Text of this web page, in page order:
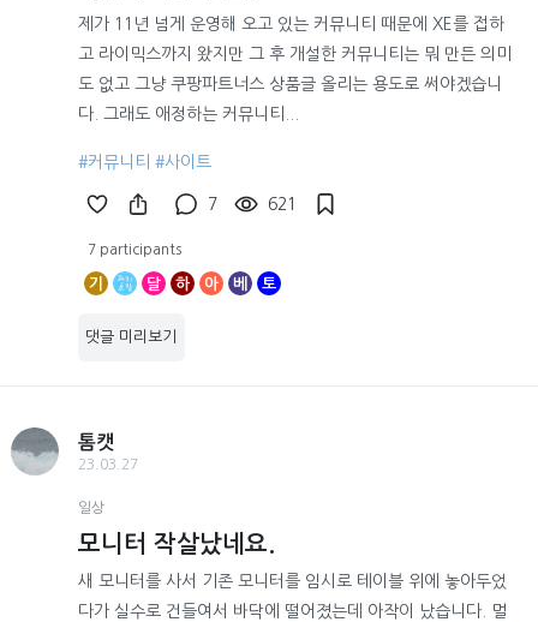
제가 11년 넘게 운영해 오고 있는 커뮤니티 때문에 XE를 접하
고 라이믹스까지 왔지만 그 후 개설한 커뮤니티는 뭐 만든 의미
도 없고 그냥 쿠팡파트너스 상품글 올리는 용도로 써야겠습니
다. 그래도 애정하는 커뮤니티...
#커뮤니티 #사이트
7 621
7 participants
기 달 하 아 베 토
댓글 미리보기
톰캣
23.03.27
일상
모니터 작살났네요.
새 모니터를 사서 기존 모니터를 임시로 테이블 위에 놓아두었
다가 실수로 건들여서 바닥에 떨어졌는데 아작이 났습니다. 멀